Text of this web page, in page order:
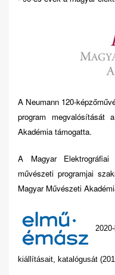
A Neumann 120-
program megvalósítását
Akadémia támogatta.
A Magyar
művészeti programjai
Magyar Művészeti
kiállításait, katalógusát